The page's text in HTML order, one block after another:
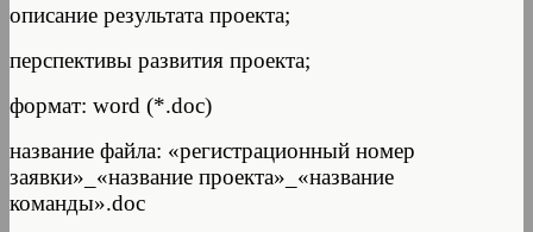
описание результата проекта;
перспективы развития проекта;
формат: word (*.doc)
название файла: «регистрационный номер
заявки»_«название проекта»_«название
команды».doc